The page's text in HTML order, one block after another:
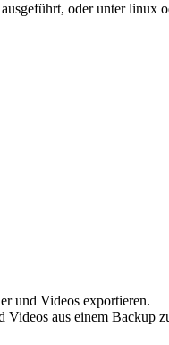
oder unter linux
und Videos exportieren.
aus einem Backup